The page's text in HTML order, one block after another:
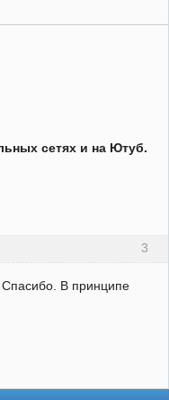
сетях и на Ютуб.
3
Спасибо. В принципе